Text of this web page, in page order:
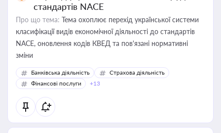
стандартів NACE
Про що тема: Тема охоплює перехід української системи
класифікації видів економічної діяльності до стандартів
NACE, оновлення кодів КВЕД та пов'язані нормативні
зміни
Банківська діяльність
Страхова діяльність
Фінансові послуги
+13